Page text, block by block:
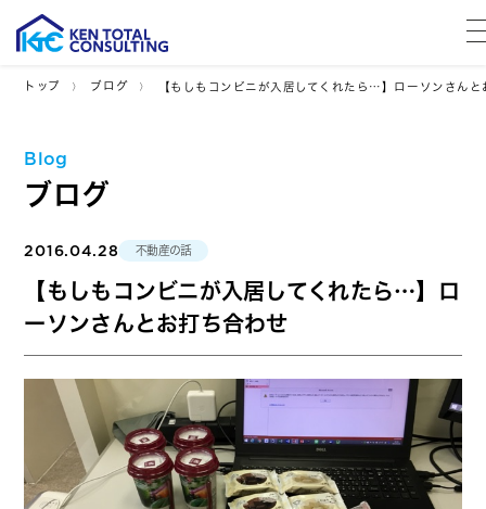
トップ ブログ 【もしもコンビニが入居してくれたら…】ローソンさんと
Blog
ブログ
2016.04.28 不動産の話
【もしもコンビニが入居してくれたら…】ロ
ーソンさんとお打ち合わせ